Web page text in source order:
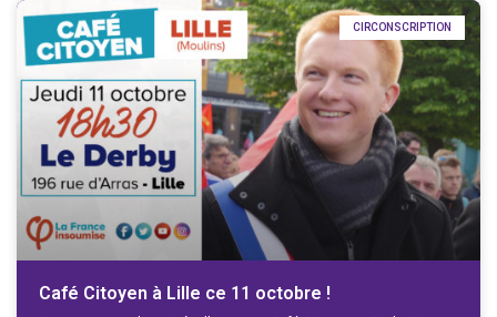
CIRCONSCRIPTION
Café Citoyen à Lille ce 11 octobre !